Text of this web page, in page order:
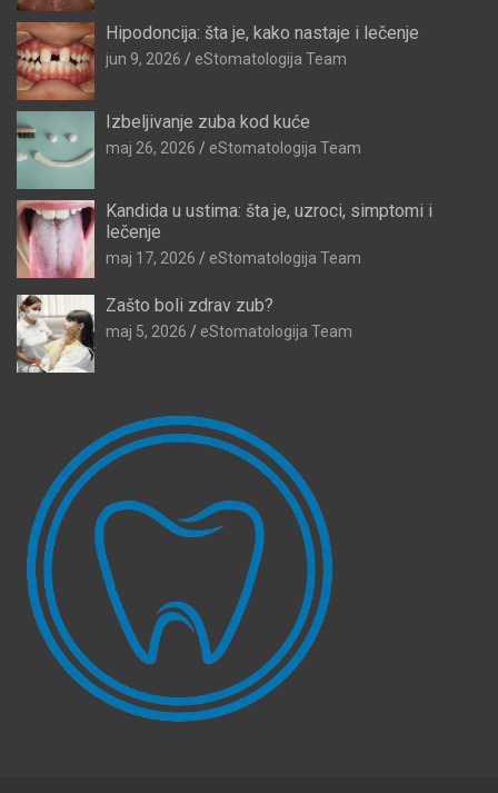
Hipodoncija: šta je, kako nastaje i lečenje
jun 9, 2026 eStomatologija Team
Izbeljivanje zuba kod kuće
maj 26, 2026 eStomatologija Team
Kandida u ustima: šta je, uzroci, simptomi i
lečenje
maj 17, 2026 eStomatologija Team
Zašto boli zdrav zub?
maj 5, 2026 eStomatologija Team